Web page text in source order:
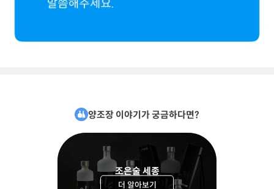
양조장 이야기가 궁금하다면?
조은술 세종
더 알아보기